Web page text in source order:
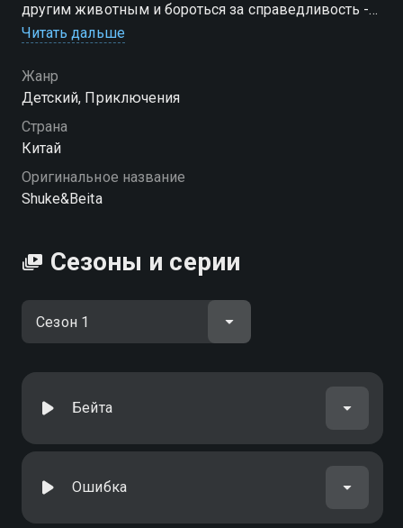
другим животным и бороться за справедливость -
на собственном вертолёте и танке!
Посмотреть онлайн 1 сезон сериала Шукки и Бейта
вы можете совершенно бесплатно в хорошем HD
качестве на Смотрёшке
Читать дальше
Жанр
Детский, Приключения
Страна
Китай
Оригинальное название
Shuke&Beita
Сезоны и серии
Бейта
Ошибка